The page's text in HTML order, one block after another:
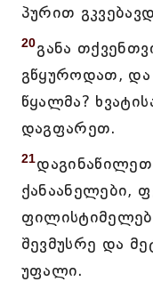
პურით
20განა
გწყუროდათ, და
წყალმა?
დაგფარეთ.
21
ქანაანელები,
შევმუსრე და
უფალი.